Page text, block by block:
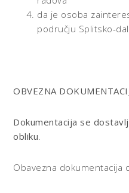
da je osoba
području Splitsko-
OBVEZNA
Dokumentacija se
obliku.
Obavezna dokumentacija